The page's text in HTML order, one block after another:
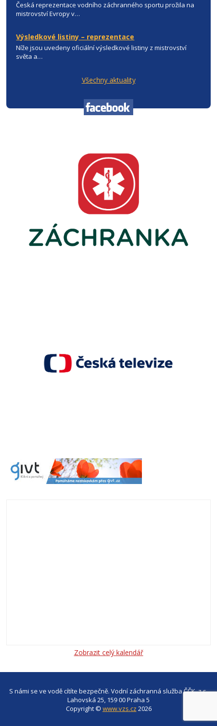
Česká reprezentace vodního záchranného sportu prožila na
mistrovství Evropy v…
Výsledkové listiny – reprezentace
Níže jsou uvedeny oficiální výsledkové listiny z mistrovství
světa a…
Všechny aktuality
Zobrazit celý kalendář
S námi se ve vodě cítíte bezpečně. Vodní záchranná služba ČČK, z.s.
Lahovská 25, 159 00 Praha 5
Copyright © www.vzs.cz 2026